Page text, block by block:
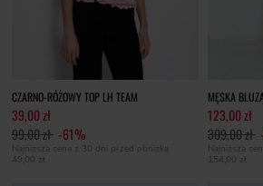
CZARNO-RÓŻOWY TOP LH TEAM
39,00 zł
99,00 zł -61%
Najniższa cena z 30 dni przed obniżką
49,00 zł
MĘSKA
123,00 zł
309,00 zł
Najniższa
154,00 zł